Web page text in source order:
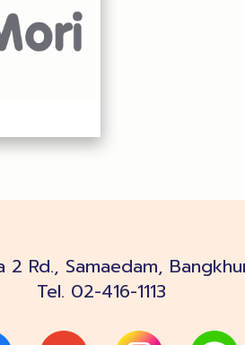
2 Rd., Samaedam,
Tel. 02-416-1113